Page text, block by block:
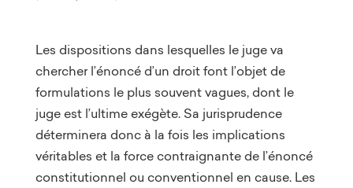
Les dispositions dans lesquelles le juge va
chercher l’énoncé d’un droit font l’objet de
formulations le plus souvent vagues, dont le
juge est l’ultime exégète. Sa jurisprudence
déterminera donc à la fois les implications
véritables et la force contraignante de l’énoncé
constitutionnel ou conventionnel en cause. Les